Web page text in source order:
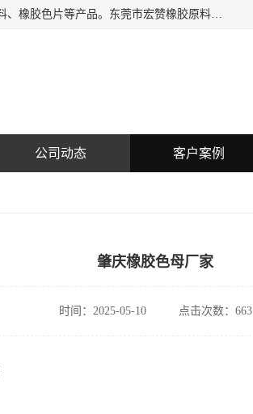
东莞市宏赞橡胶原料有限公司批量供应：橡胶色胶、橡胶色母、橡胶色母胶、橡胶颜料、橡胶色片等产品。东莞市宏赞橡胶原料有限公司经营已经十五年的历史，目前的客户群广达东南亚各国，也是目前橡胶制造密集度高的中国大陆橡胶制品工厂使用多，市场占有率高的色胶专业生产工厂。
公司动态 客户案例
肇庆橡胶色母厂家
时间：2025-05-10 点击次数：663